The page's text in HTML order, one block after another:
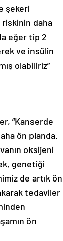
şekeri
riskinin daha
eğer tip 2
ve insülin
olabiliriz”
“Kanserde
ön planda.
oksijeni
genetiği
de artık ön
tedaviler
ön